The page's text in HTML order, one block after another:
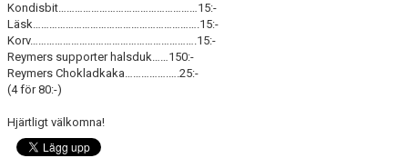
Kondisbit……………………………………………15:-
Läsk…………………………………………………….15:-
Korv…………………………………………………….15:-
Reymers supporter halsduk……150:-
Reymers Chokladkaka…………….….25:-
(4 för 80:-)
Hjärtligt välkomna!